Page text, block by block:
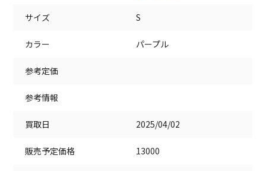
サイズ S
カラー パープル
参考定価
参考情報
買取日 2025/04/02
販売予定価格 13000